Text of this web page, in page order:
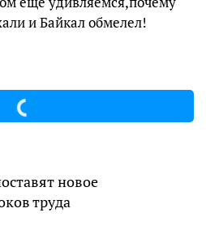
и Байкал обмелел!
новое
труда